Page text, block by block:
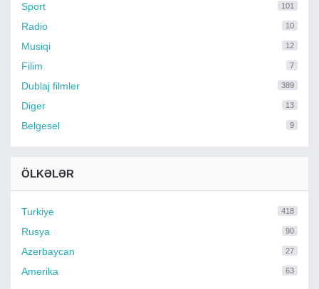
Sport 101
Radio 10
Musiqi 12
Filim 7
Dublaj filmler 389
Diger 13
Belgesel 9
ÖLKƏLƏR
Turkiye 418
Rusya 90
Azerbaycan 27
Amerika 63